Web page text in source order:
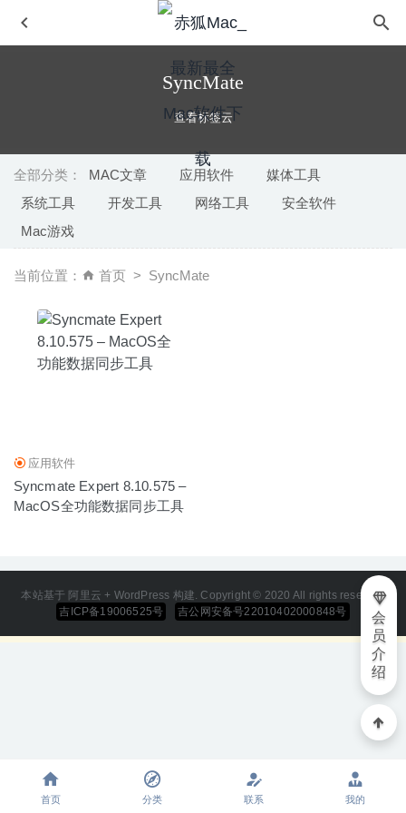
SyncMate
查看标签云
全部分类： MAC文章 应用软件
媒体工具
系统工具
开发工具 网络工具
安全软件
Mac游戏
当前位置： 首页 SyncMate
应用软件
Syncmate Expert 8.10.575 –
MacOS全功能数据同步工具
本站基于 阿里云 + WordPress 构建. Copyright © 2020 All rights reserved
吉ICP备19006525号
吉公网安备号22010402000848号
会
员
介
绍
ZOC Terminal 7.25.7 – Telnet/SSH远程连接管理工具
2020-05-09
2020-07-20
Disk Xray 2.7.2(27221) – 硬盘信息统计查看工具
04
首页 分类 联系 我的